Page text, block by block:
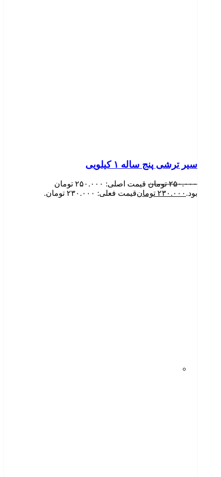
سیر ترشی پنج ساله ۱ کیلویی
۲۵۰.۰۰۰ تومان
قیمت اصلی: ۲۵۰.۰۰۰ تومان
بود. ۲۳۰.۰۰۰ تومانقیمت فعلی: ۲۳۰.۰۰۰ تومان.